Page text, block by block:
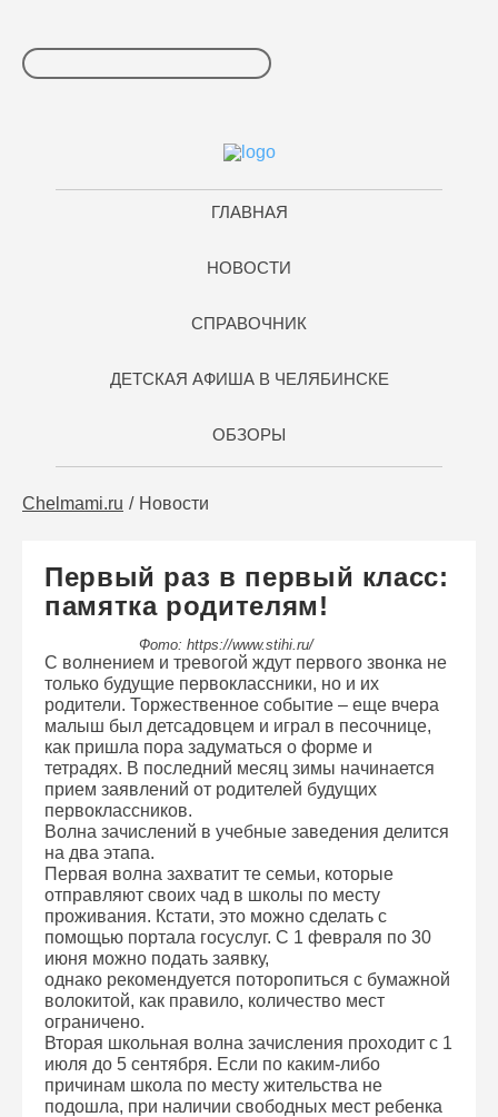
ГЛАВНАЯ
НОВОСТИ
СПРАВОЧНИК
ДЕТСКАЯ АФИША В ЧЕЛЯБИНСКЕ
ОБЗОРЫ
Chelmami.ru Новости
Первый раз в первый класс:
памятка родителям!
Фото: https://www.stihi.ru/
С волнением и тревогой ждут первого звонка не
только будущие первоклассники, но и их
родители. Торжественное событие – еще вчера
малыш был детсадовцем и играл в песочнице,
как пришла пора задуматься о форме и
тетрадях. В последний месяц зимы начинается
прием заявлений от родителей будущих
первоклассников.
Волна зачислений в учебные заведения делится
на два этапа.
Первая волна захватит те семьи, которые
отправляют своих чад в школы по месту
проживания. Кстати, это можно сделать с
помощью портала госуслуг. С 1 февраля по 30
июня можно подать заявку,
однако рекомендуется поторопиться с бумажной
волокитой, как правило, количество мест
ограничено.
Вторая школьная волна зачисления проходит с 1
июля до 5 сентября. Если по каким-либо
причинам школа по месту жительства не
подошла, при наличии свободных мест ребенка